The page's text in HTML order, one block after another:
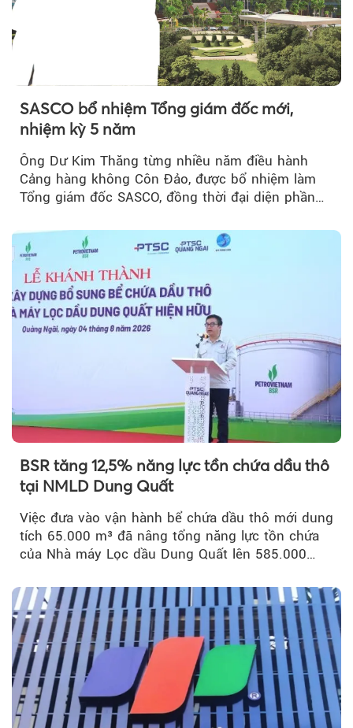
SASCO bổ nhiệm Tổng giám đốc mới,
nhiệm kỳ 5 năm
Ông Dư Kim Thăng từng nhiều năm điều hành
Cảng hàng không Côn Đảo, được bổ nhiệm làm
Tổng giám đốc SASCO, đồng thời đại diện phần
BSR tăng 12,5% năng lực tồn chứa dầu thô
tại NMLD Dung Quất
Việc đưa vào vận hành bể chứa dầu thô mới dung
tích 65.000 m³ đã nâng tổng năng lực tồn chứa
của Nhà máy Lọc dầu Dung Quất lên 585.000